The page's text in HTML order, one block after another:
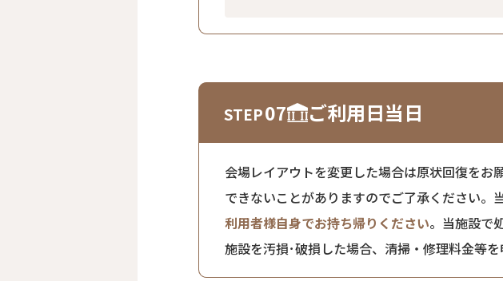
07 ご利用日当日
会場レイアウトを変更した場合は原状回復をお
できないことがありますのでご了承ください
利用者様自身でお持ち帰りください。当施設で
施設を汚損･破損した場合、清掃・修理料金等